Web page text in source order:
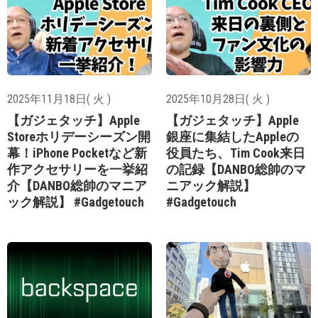
2025年11月18日( 火 )
【ガジェタッチ】Apple
Storeホリデーシーズン開
幕！iPhone Pocketなど新
作アクセサリーを一挙紹
介【DANBO総帥のマニア
ック解説】 #Gadgetouch
2025年10月28日( 火 )
【ガジェタッチ】Apple
銀座に集結したAppleの
役員たち、Tim Cook来日
の記録【DANBO総帥のマ
ニアック解説】
#Gadgetouch